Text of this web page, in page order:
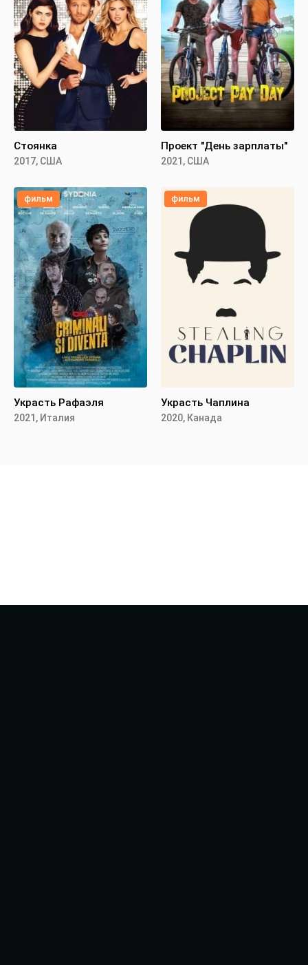
Стоянка
2017, США
Проект "День зарплаты"
2021, США
фильм
Украсть Рафаэля
2021, Италия
фильм
Украсть Чаплина
2020, Канада